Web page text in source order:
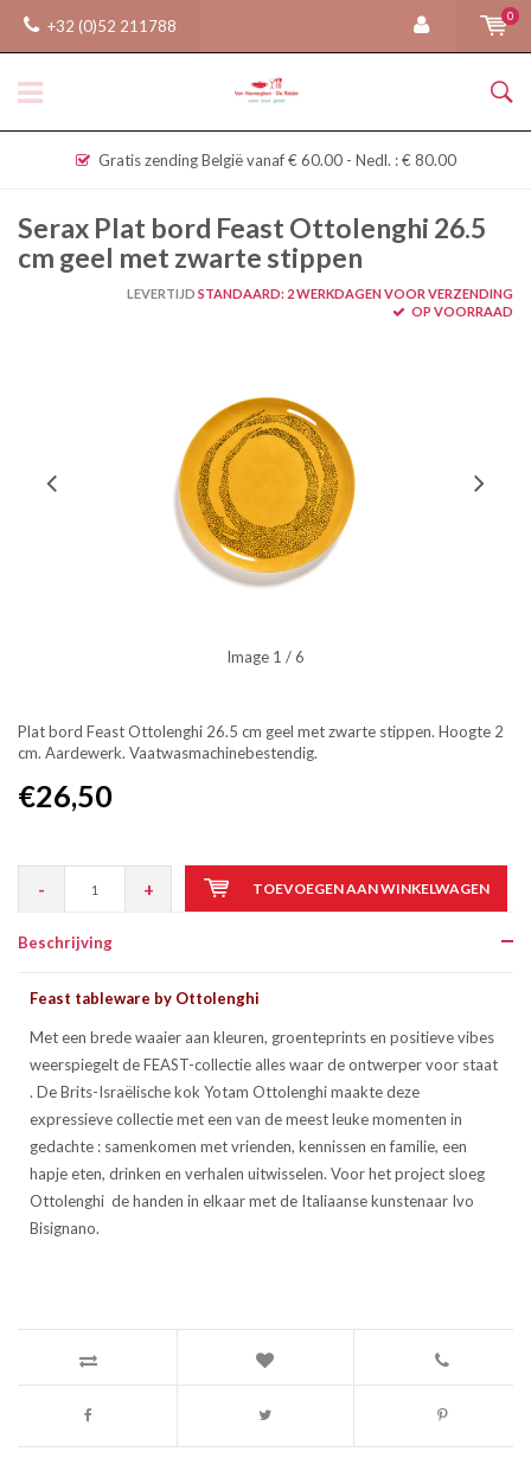
+32 (0)52 211788
0
Gratis zending België vanaf € 60.00 - Nedl. : € 80.00
Serax Plat bord Feast Ottolenghi 26.5
cm geel met zwarte stippen
LEVERTIJD STANDAARD: 2 WERKDAGEN VOOR VERZENDING
OP VOORRAAD
Image 1 / 6
Plat bord Feast Ottolenghi 26.5 cm geel met zwarte stippen. Hoogte 2
cm. Aardewerk. Vaatwasmachinebestendig.
€26,50
- + TOEVOEGEN AAN WINKELWAGEN
Beschrijving
Feast tableware by Ottolenghi
Met een brede waaier aan kleuren, groenteprints en positieve vibes
weerspiegelt de FEAST-collectie alles waar de ontwerper voor staat
. De Brits-Israëlische kok Yotam Ottolenghi maakte deze
expressieve collectie met een van de meest leuke momenten in
gedachte : samenkomen met vrienden, kennissen en familie, een
hapje eten, drinken en verhalen uitwisselen. Voor het project sloeg
Ottolenghi de handen in elkaar met de Italiaanse kunstenaar Ivo
Bisignano.